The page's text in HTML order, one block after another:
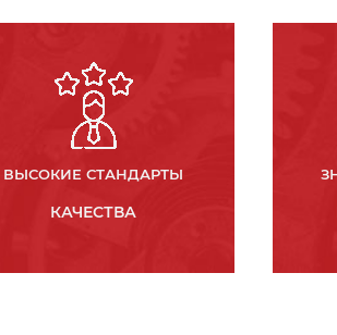
ВЫСОКИЕ СТАНДАРТЫ
КАЧЕСТВА